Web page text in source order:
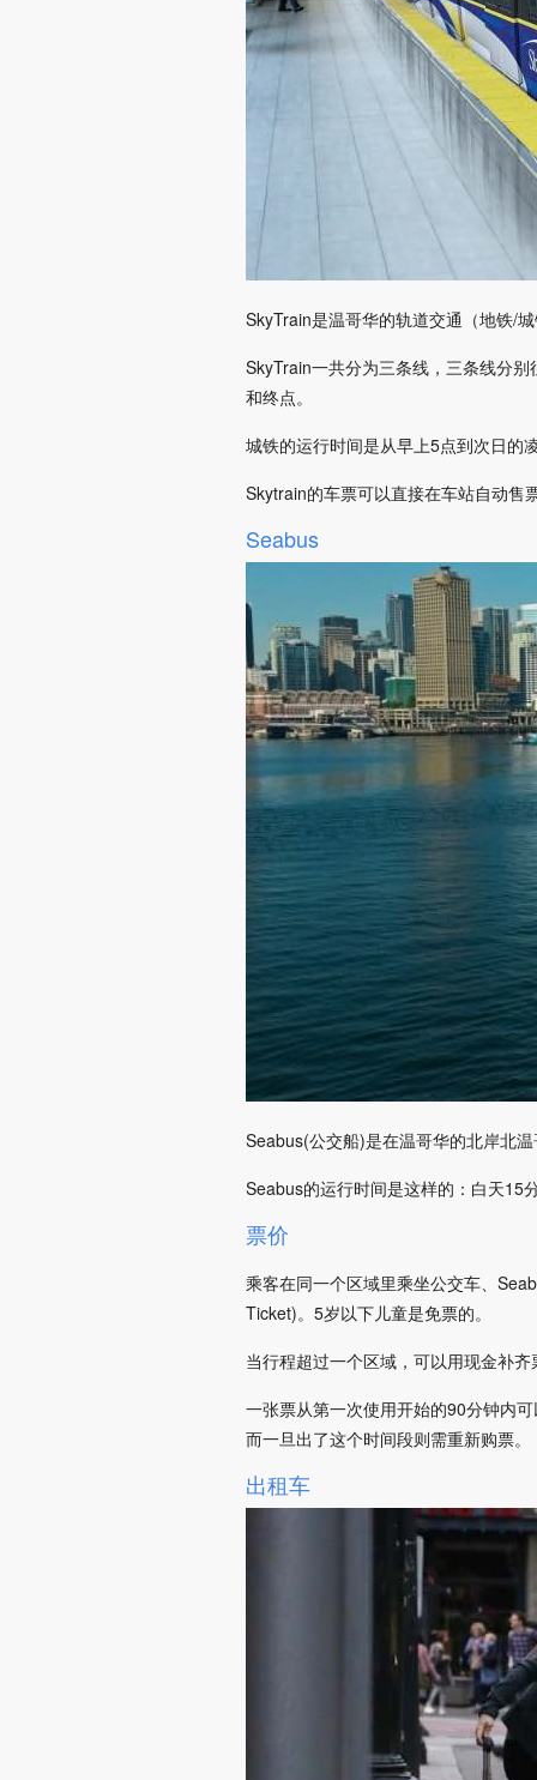
SkyTrain是温哥华的轨道交通（地铁/
SkyTrain一共分为三条线，三条线分
和终点。
城铁的运行时间是从早上5点到次日的
Skytrain的车票可以直接在车站自动售
Seabus
Seabus(公交船)是在温哥华的北岸北
Seabus的运行时间是这样的：白天15
票价
乘客在同一个区域里乘坐公交车、
Ticket)。5岁以下儿童是免票的。
当行程超过一个区域，可以用现金补
一张票从第一次使用开始的90分钟内
而一旦出了这个时间段则需重新购票。
出租车